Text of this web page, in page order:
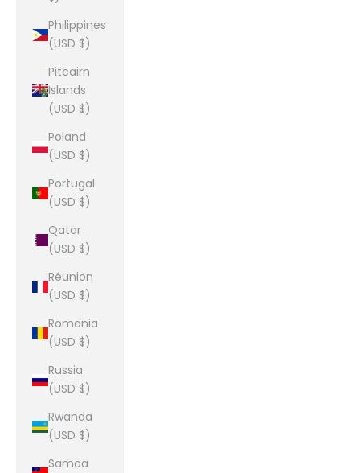
Philippines
(USD $)
Pitcairn
Islands
(USD $)
Poland
(USD $)
Portugal
(USD $)
Qatar
(USD $)
Réunion
(USD $)
Romania
(USD $)
Russia
(USD $)
Rwanda
(USD $)
Samoa